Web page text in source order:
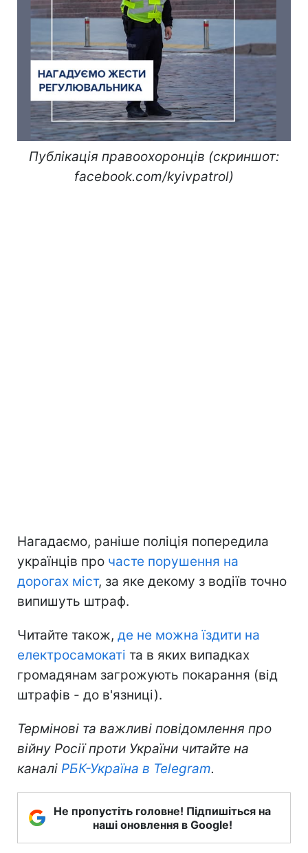
Публікація правоохоронців (скриншот:
facebook.com/kyivpatrol)
Нагадаємо, раніше поліція попередила
українців про часте порушення на
дорогах міст, за яке декому з водіїв точно
випишуть штраф.
Читайте також, де не можна їздити на
електросамокаті та в яких випадках
громадянам загрожують покарання (від
штрафів - до в'язниці).
Термінові та важливі повідомлення про
війну Росії проти України читайте на
каналі РБК-Україна в Telegram.
Не пропустіть головне! Підпишіться на
наші оновлення в Google!